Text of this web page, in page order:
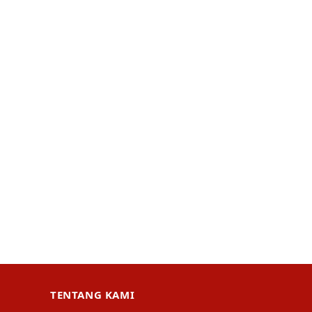
TENTANG KAMI